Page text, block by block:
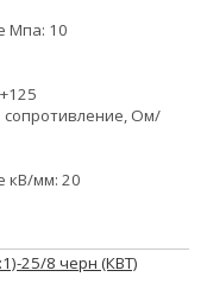
Мпа: 10
сопротивление, Ом/
кВ/мм: 20
25/8 черн (КВТ)